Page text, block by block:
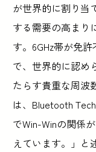
が世界的に割り当
する需要の高まり
す。6GHz帯が免
で、世界的に認め
たらす貴重な周波
は、Bluetooth
でWin-Winの関係
えています。」と